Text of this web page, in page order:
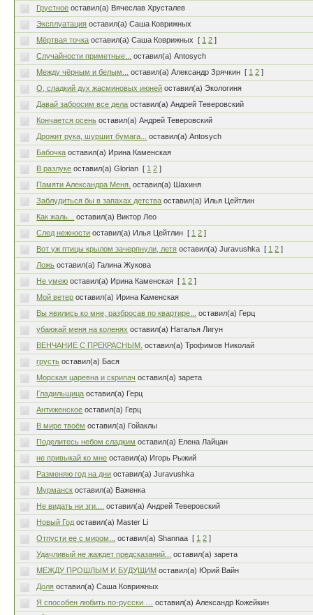
Грустное оставил(а) Вячеслав Хрусталев
Эксплуатация оставил(а) Саша Коврижных
Мёртвая точка оставил(а) Саша Коврижных [ 1 2 ]
Случайности приметные...
оставил(а) Antosych
Между чёрным и белым...
оставил(а) Александр Зрячкин [ 1 2 ]
О, сладкий дух жасминовых июней оставил(а) Экологиня
Давай забросим все дела оставил(а) Андрей Теверовский
Кончается осень оставил(а) Андрей Теверовский
Дрожит рука, шуршит бумага...
оставил(а) Antosych
Бабочка оставил(а) Ирина Каменская
В разлуке оставил(а) Glorian [ 1 2 ]
Памяти Александра Меня. оставил(а) Шахиня
Заблудиться бы в запахах детства оставил(а) Илья Цейтлин
Как жаль...
оставил(а) Виктор Лео
След нежности оставил(а) Илья Цейтлин [ 1 2 ]
Вот уж птицы крылом зачерпнули, летя оставил(а) Juravushka [ 1 2 ]
Ложь оставил(а) Галина Жукова
Не умею оставил(а) Ирина Каменская [ 1 2 ]
Мой ветер оставил(а) Ирина Каменская
Вы явились ко мне, разбросав по квартире...
оставил(а) Герц
убаюкай меня на коленях оставил(а) Наталья Лигун
ВЕНЧАНИЕ С ПРЕКРАСНЫМ. оставил(а) Трофимов Николай
грусть оставил(а) Бася
Морская царевна и скрипач оставил(а) зарета
Гладильщица оставил(а) Герц
Антиженское оставил(а) Герц
В мире твоём оставил(а) Гойаклы
Поделитесь небом сладким оставил(а) Елена Лайцан
не привыкай ко мне оставил(а) Игорь Рыжий
Разменяю год на дни оставил(а) Juravushka
Мурманск оставил(а) Важенка
Не видать ни зги....
оставил(а) Андрей Теверовский
Новый Год оставил(а) Master Li
Отпусти ее с миром...
оставил(а) Shannaa [ 1 2 ]
Удачливый не жаждет предсказаний...
оставил(а) зарета
МЕЖДУ ПРОШЛЫМ И БУДУЩИМ оставил(а) Юрий Вайн
Доля оставил(а) Саша Коврижных
Я способен любить по-русски …
оставил(а) Александр Кожейкин